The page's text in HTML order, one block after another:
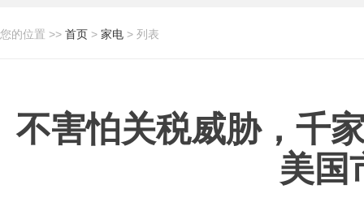
您的位置 >> 首页 > 家电 > 列表
不害怕关税威胁，千
美国